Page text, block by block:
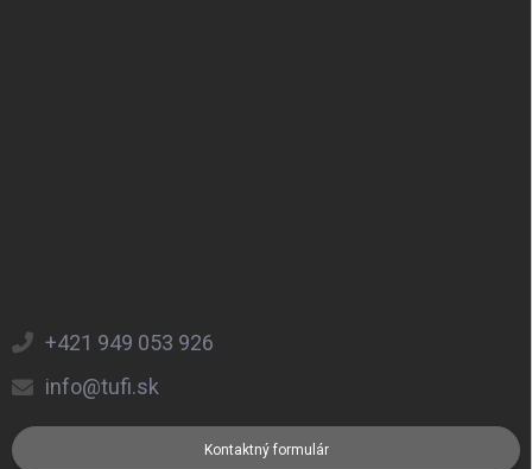
+421 949 053 926
info@tufi.sk
Kontaktný formulár